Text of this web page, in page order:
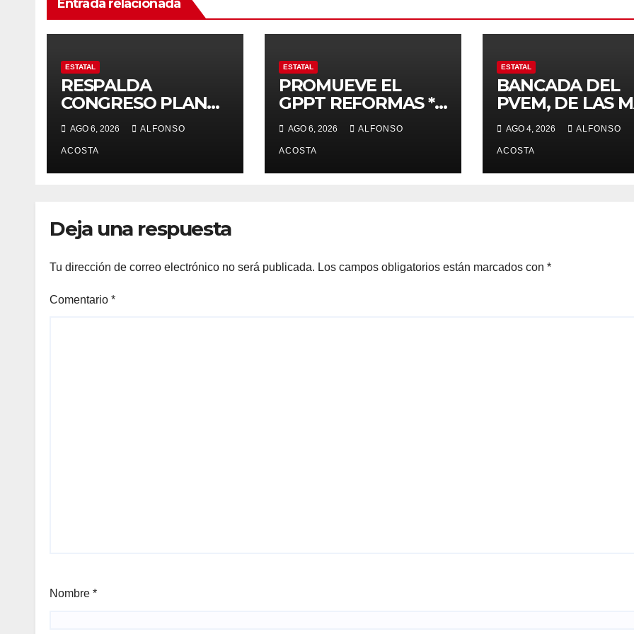
Entrada relacionada
ESTATAL
RESPALDA
CONGRESO PLAN
ZONA ORIENTE *
Reciben
reconocimiento de
la gobernadora
AGO 6, 2026 ALFONSO
ACOSTA
ESTATAL
PROMUEVE EL
GPPT REFORMAS *
Salud, electoral y
justicia, de las
principales
AGO 6, 2026 ALFONSO
ACOSTA
ESTATAL
BANCADA DEL
PVEM, DE LAS
ACTIVAS
AGO 4, 2026 ALFONSO
ACOSTA
Deja una respuesta
Tu dirección de correo electrónico no será publicada. Los campos obligatorios están marcados con *
Comentario *
Nombre *